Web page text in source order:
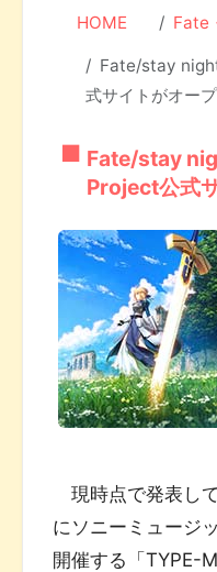
HOME Fate
Fate/stay
式サイトがオープ
Fate/stay
Project公式
現時点で発表し
にソニーミュージ
開催する「TYPE-